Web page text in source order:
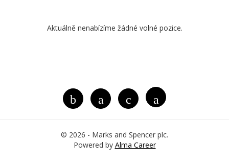
Aktuálně nenabízíme žádné volné pozice.
© 2026 - Marks and Spencer plc.
Powered by Alma Career